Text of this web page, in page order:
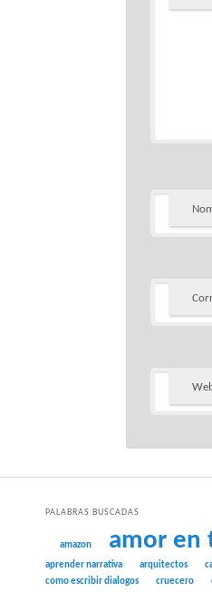
PALABRAS BUSCADAS
amazon amor en
aprender narrativa
arquitectos
como escribir dialogos
cruecero